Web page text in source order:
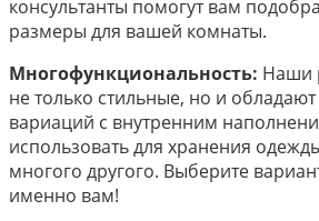
консультанты помогут вам
размеры для вашей комнаты.
Многофункциональность: Наши
не только стильные, но и
вариаций с внутренним
использовать для хранения
многого другого. Выберите
именно вам!